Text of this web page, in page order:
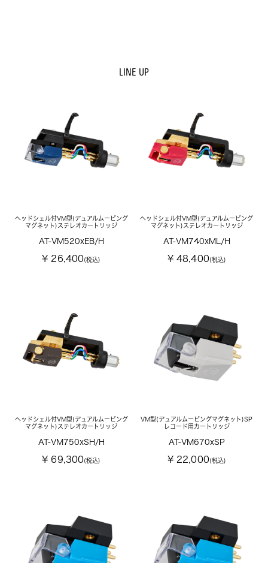
LINE UP
ヘッドシェル付VM型(デュアルムービング
マグネット)ステレオカートリッジ
AT-VM520xEB/H
¥ 26,400(税込)
ヘッドシェル付VM型(デュアルムービング
マグネット)ステレオカートリッジ
AT-VM740xML/H
¥ 48,400(税込)
ヘッドシェル付VM型(デュアルムービング
マグネット)ステレオカートリッジ
AT-VM750xSH/H
¥ 69,300(税込)
VM型(デュアルムービングマグネット)SP
レコード用カートリッジ
AT-VM670xSP
¥ 22,000(税込)